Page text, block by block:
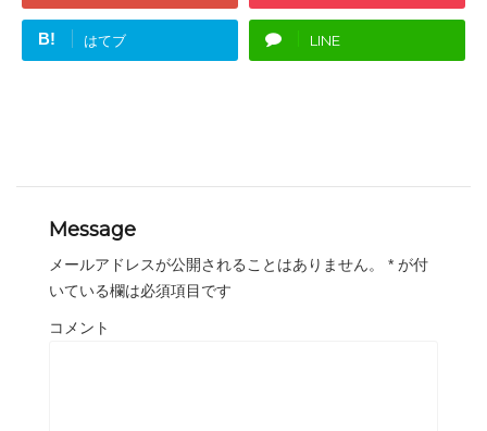
B! はてブ LINE
Message
メールアドレスが公開されることはありません。 * が付
いている欄は必須項目です
コメント